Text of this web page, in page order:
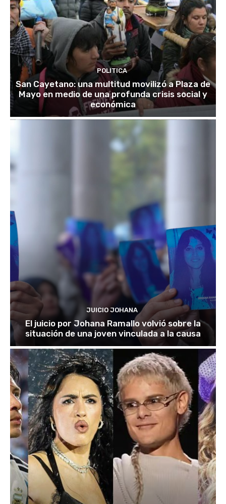
POLITICA
San Cayetano: una multitud movilizó a Plaza de
Mayo en medio de una profunda crisis social y
económica
JUICIO JOHANA
El juicio por Johana Ramallo volvió sobre la
situación de una joven vinculada a la causa